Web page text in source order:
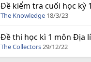
Đề kiểm tra cuối học kỳ
The Knowledge 18/3/23
Đề thi học kì 1 môn Địa lí
The Collectors29/12/22